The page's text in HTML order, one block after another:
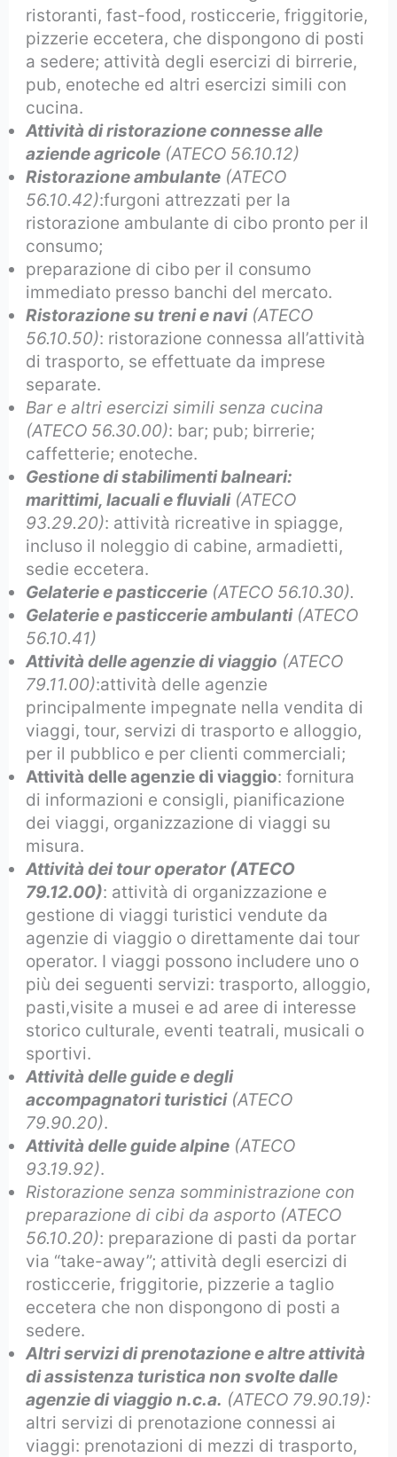
ristoranti, fast-food, rosticcerie, friggitorie,
pizzerie eccetera, che dispongono di posti
a sedere; attività degli esercizi di birrerie,
pub, enoteche ed altri esercizi simili con
cucina.
Attività di ristorazione connesse alle
aziende agricole (ATECO 56.10.12)
Ristorazione ambulante (ATECO
56.10.42):furgoni attrezzati per la
ristorazione ambulante di cibo pronto per il
consumo;
preparazione di cibo per il consumo
immediato presso banchi del mercato.
Ristorazione su treni e navi(ATECO
56.10.50): ristorazione connessa all’attività
di trasporto, se effettuate da imprese
separate.
Bar e altri esercizi simili senza cucina
(ATECO 56.30.00): bar; pub; birrerie;
caffetterie; enoteche.
Gestione di stabilimenti balneari:
marittimi, lacuali e fluviali(ATECO
93.29.20): attività ricreative in spiagge,
incluso il noleggio di cabine, armadietti,
sedie eccetera.
Gelaterie e pasticcerie (ATECO 56.10.30).
Gelaterie e pasticcerie ambulanti(ATECO
56.10.41)
Attività delle agenzie di viaggio (ATECO
79.11.00):attività delle agenzie
principalmente impegnate nella vendita di
viaggi, tour, servizi di trasporto e alloggio,
per il pubblico e per clienti commerciali;
Attività delle agenzie di viaggio: fornitura
di informazioni e consigli, pianificazione
dei viaggi, organizzazione di viaggi su
misura.
Attività dei tour operator (ATECO
79.12.00): attività di organizzazione e
gestione di viaggi turistici vendute da
agenzie di viaggio o direttamente dai tour
operator. I viaggi possono includere uno o
più dei seguenti servizi: trasporto, alloggio,
pasti,visite a musei e ad aree di interesse
storico culturale, eventi teatrali, musicali o
sportivi.
Attività delle guide e degli
accompagnatori turistici(ATECO
79.90.20).
Attività delle guide alpine (ATECO
93.19.92).
Ristorazione senza somministrazione con
preparazione di cibi da asporto (ATECO
56.10.20): preparazione di pasti da portar
via “take-away”; attività degli esercizi di
rosticcerie, friggitorie, pizzerie a taglio
eccetera che non dispongono di posti a
sedere.
Altri servizi di prenotazione e altre attività
di assistenza turistica non svolte dalle
agenzie di viaggio n.c.a. (ATECO 79.90.19):
altri servizi di prenotazione connessi ai
viaggi: prenotazioni di mezzi di trasporto,